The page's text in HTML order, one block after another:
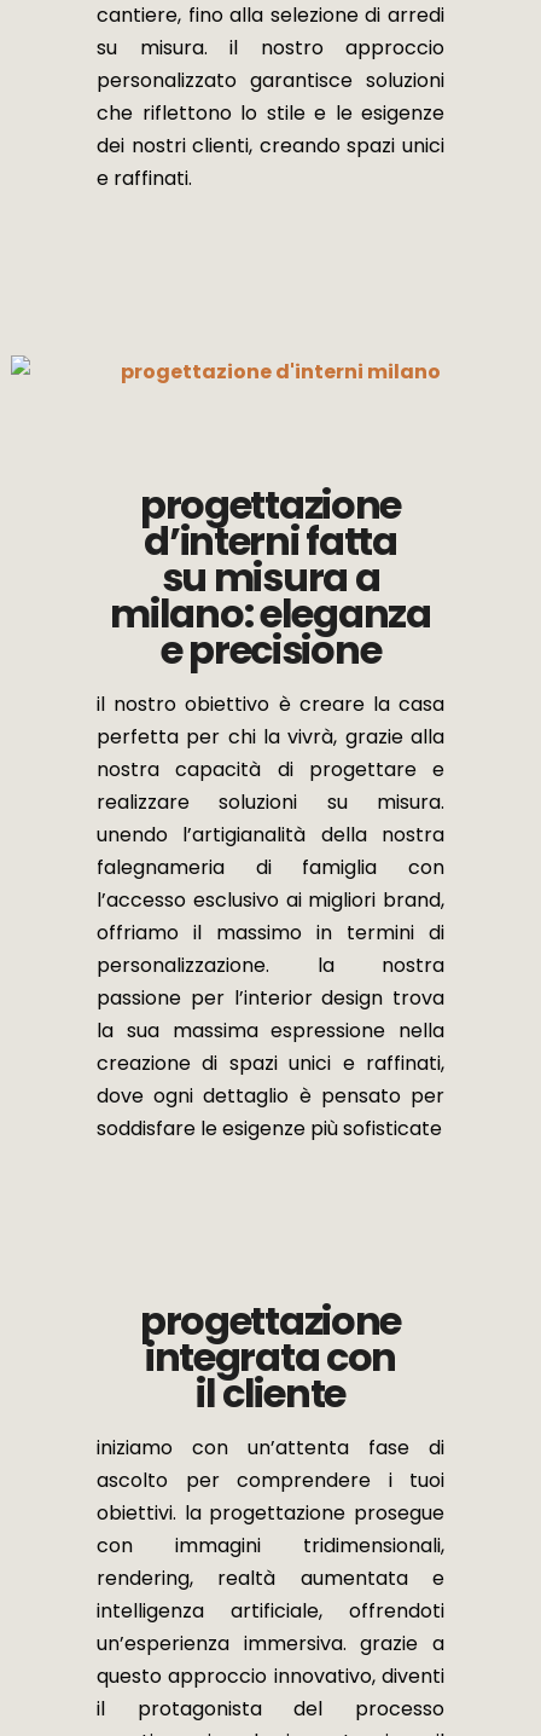
cantiere, fino alla selezione di arredi
su misura. il nostro approccio
personalizzato garantisce soluzioni
che riflettono lo stile e le esigenze
dei nostri clienti, creando spazi unici
e raffinati.
progettazione
d’interni fatta
su misura a
milano: eleganza
e precisione
il nostro obiettivo è creare la casa
perfetta per chi la vivrà, grazie alla
nostra capacità di progettare e
realizzare soluzioni su misura.
unendo l’artigianalità della nostra
falegnameria di famiglia con
l’accesso esclusivo ai migliori brand,
offriamo il massimo in termini di
personalizzazione. la nostra
passione per l’interior design trova
la sua massima espressione nella
creazione di spazi unici e raffinati,
dove ogni dettaglio è pensato per
soddisfare le esigenze più sofisticate
progettazione
integrata con
il cliente
iniziamo con un’attenta fase di
ascolto per comprendere i tuoi
obiettivi. la progettazione prosegue
con immagini tridimensionali,
rendering, realtà aumentata e
intelligenza artificiale, offrendoti
un’esperienza immersiva. grazie a
questo approccio innovativo, diventi
il protagonista del processo